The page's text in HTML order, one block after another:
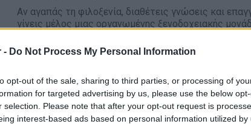
- Do Not Process My Personal Information
opt-out of the sale, sharing to third parties, or processing of
for targeted advertising by us, please use the below
selection. Please note that after your opt-out request is
interest-based ads based on personal information utilized by
Αν αγαπάς τη φιλοξενία, διαθέτεις γνώσεις και
γίνεις μέλος μιας οργανωμένης ξενοδοχειακής
Κύριες Αρμοδιότητες:
Παρασκευή ροφημάτων, καφέ, κοκτέιλ και
Διατήρηση καθαριότητας και οργάνωσης του
Παρακολούθηση επάρκειας αποθεμάτων,